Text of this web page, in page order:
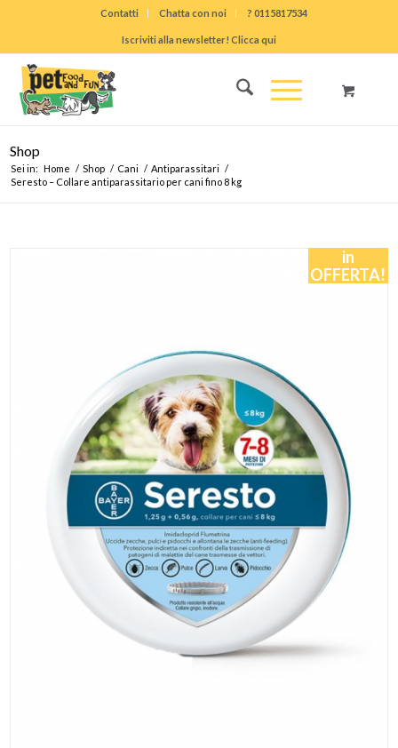
Contatti Chatta con noi ? 0115817534
Iscriviti alla newsletter! Clicca qui
Shop
Sei in: Home / Shop / Cani / Antiparassitari /
Seresto – Collare antiparassitario per cani fino 8 kg
in
OFFERTA!